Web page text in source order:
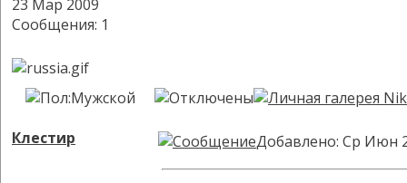
23 Мар 2009
Сообщения: 1
Клестир Добавлено: Ср Июн